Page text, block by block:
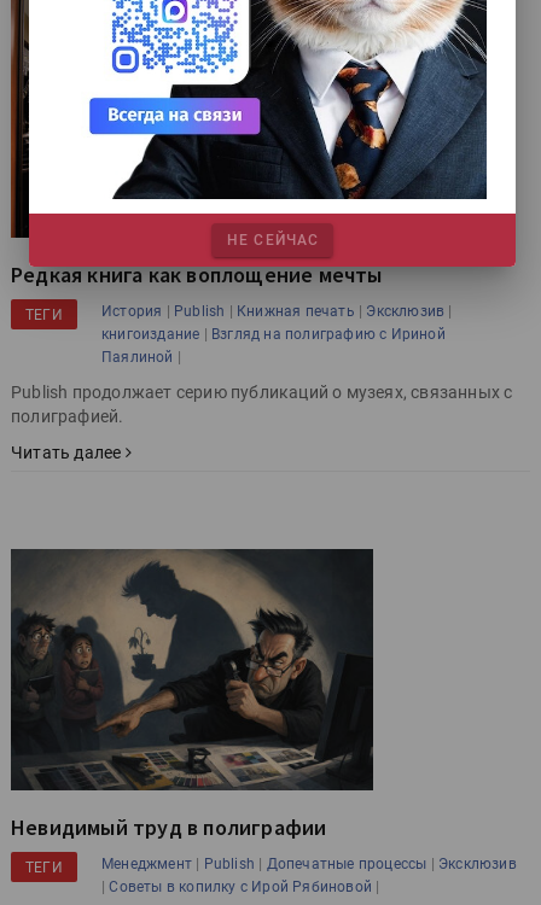
Редкая книга как воплощение мечты
ТЕГИ История | Publish | Книжная печать | Эксклюзив |
книгоиздание | Взгляд на полиграфию с Ириной
Паялиной |
Publish продолжает серию публикаций о музеях, связанных с
полиграфией.
Читать далее
Невидимый труд в полиграфии
ТЕГИ Менеджмент | Publish | Допечатные процессы | Эксклюзив
|Советы в копилку с Ирой Рябиновой |
НЕ СЕЙЧАС